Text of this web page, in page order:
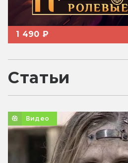
1 490 ₽
Статьи
Видео